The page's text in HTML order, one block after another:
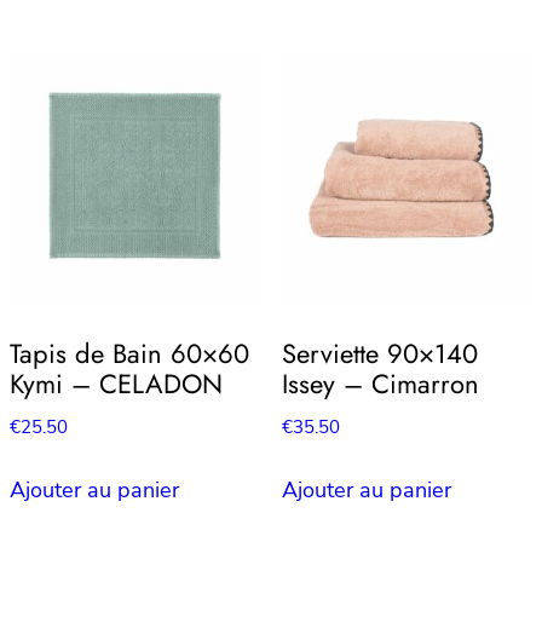
Tapis de Bain 60×60
Kymi – CELADON
€25.50
Ajouter au panier
Serviette 90×140
Issey – Cimarron
€35.50
Ajouter au panier